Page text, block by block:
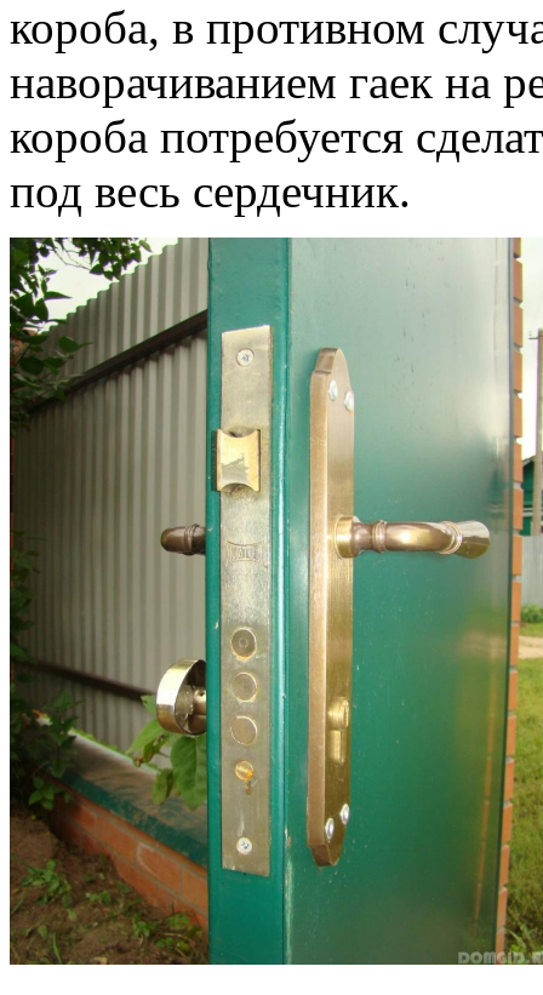
короба, в противном
наворачиванием гаек на
короба потребуется
под весь сердечник.